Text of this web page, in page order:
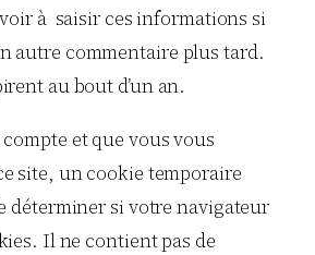
à saisir ces informations si
autre commentaire plus tard.
au bout d’un an.
et que vous vous
site, un cookie temporaire
déterminer si votre navigateur
Il ne contient pas de